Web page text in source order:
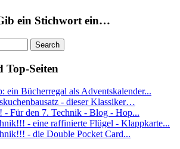
ein Stichwort ein…
Top-Seiten
ein Bücherregal als Adventskalender...
- dieser Klassiker…
- Für den 7. Technik - Blog - Hop...
- eine raffinierte Flügel - Klappkarte...
- die Double Pocket Card...